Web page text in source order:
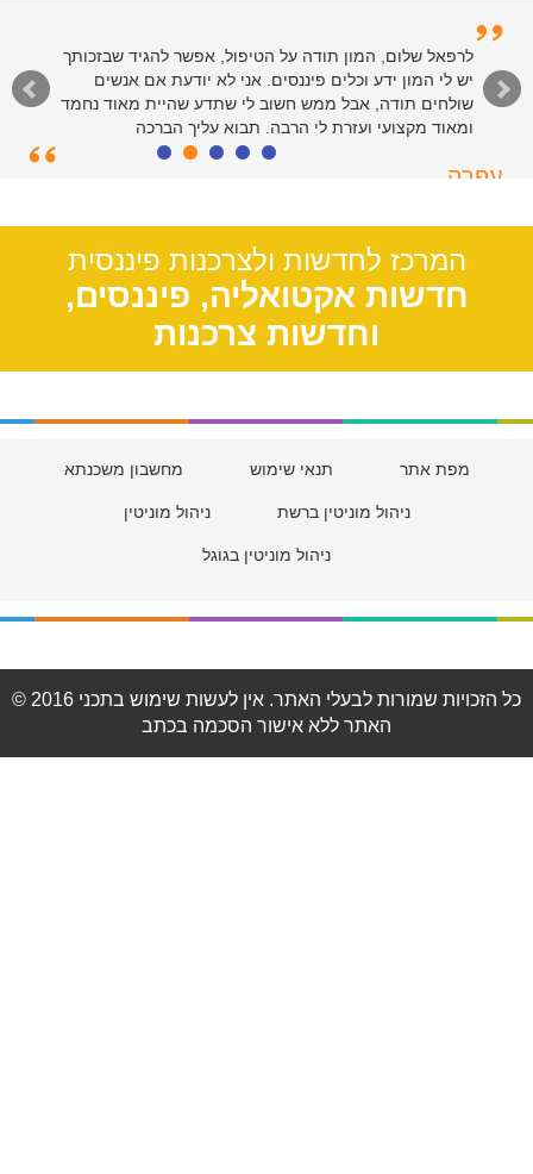
לרפאל שלום, המון תודה על הטיפול, אפשר להגיד שבזכותך
יש לי המון ידע וכלים פיננסים. אני לא יודעת אם אנשים
שולחים תודה, אבל ממש חשוב לי שתדע שהיית מאוד נחמד
ומאוד מקצועי ועזרת לי הרבה. תבוא עליך הברכה
עפרה
המרכז לחדשות ולצרכנות פיננסית
חדשות אקטואליה, פיננסים,
וחדשות צרכנות
מפת אתר תנאי שימוש מחשבון משכנתא
ניהול מוניטין ברשת ניהול מוניטין
ניהול מוניטין בגוגל
© 2016 כל הזכויות שמורות לבעלי האתר. אין לעשות שימוש בתכני
האתר ללא אישור הסכמה בכתב